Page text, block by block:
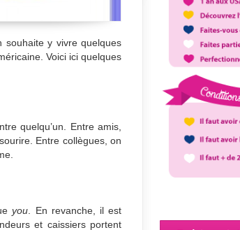
souhaite y vivre quelques
Voici ici quelques
quelqu’un. Entre amis,
Entre collègues, on
you . En revanche, il est
et caissiers portent